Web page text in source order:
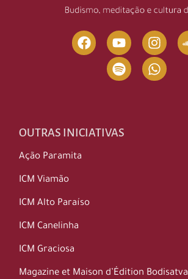
OUTRAS INICIATIVAS
Ação Paramita
ICM Viamão
ICM Alto Paraíso
ICM Canelinha
ICM Graciosa
Magazine et Maison d’Édition Bodisatva